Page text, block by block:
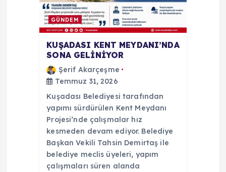
GÜNDEM
KUŞADASI KENT MEYDANI’NDA
SONA GELİNİYOR
Şerif Akarçeşme
Temmuz 31, 2026
Kuşadası Belediyesi tarafından
yapımı sürdürülen Kent Meydanı
Projesi’nde çalışmalar hız
kesmeden devam ediyor. Belediye
Başkan Vekili Tahsin Demirtaş ile
belediye meclis üyeleri, yapım
çalışmaları süren alanda